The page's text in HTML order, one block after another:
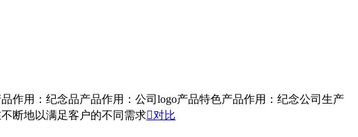
作用：纪念品产品作用：公司logo产品特色产品作用：纪念公司生产
断地以满足客户的不同需求对比